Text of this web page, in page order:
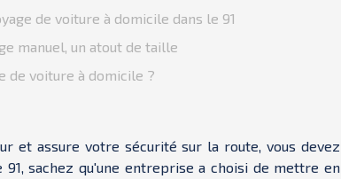
de voiture à domicile dans le 91
manuel, un atout de taille
de voiture à domicile ?
et assure votre sécurité sur la route, vous devez
sachez qu'une entreprise a choisi de mettre en